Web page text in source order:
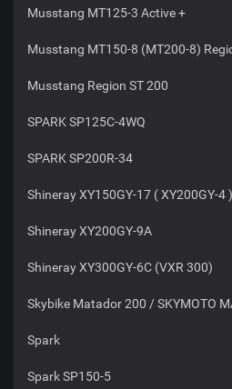
Musstang MT125-3 Active +
Musstang MT150-8 (MT200-8)
Musstang Region ST 200
SPARK SP125C-4WQ
SPARK SP200R-34
Shineray XY150GY-17 ( XY200GY-4 )
Shineray XY200GY-9A
Shineray XY300GY-6C (VXR 300)
Skybike Matador 200 / SKYMOTO
Spark
Spark SP150-5